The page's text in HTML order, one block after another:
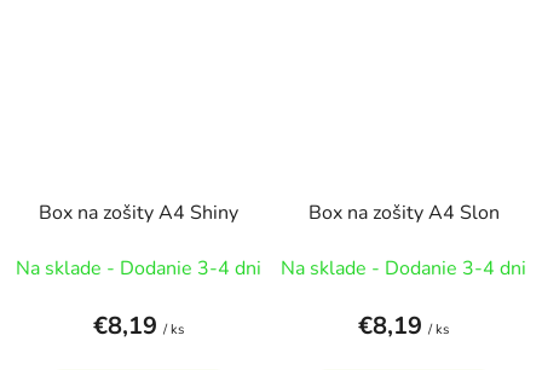
Box na zošity A4 Shiny
Na sklade - Dodanie 3-4 dni
€8,19 / ks
Box na zošity A4 Slon
Na sklade - Dodanie 3-4 dni
€8,19 / ks